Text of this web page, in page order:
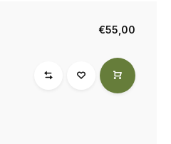
€55,00